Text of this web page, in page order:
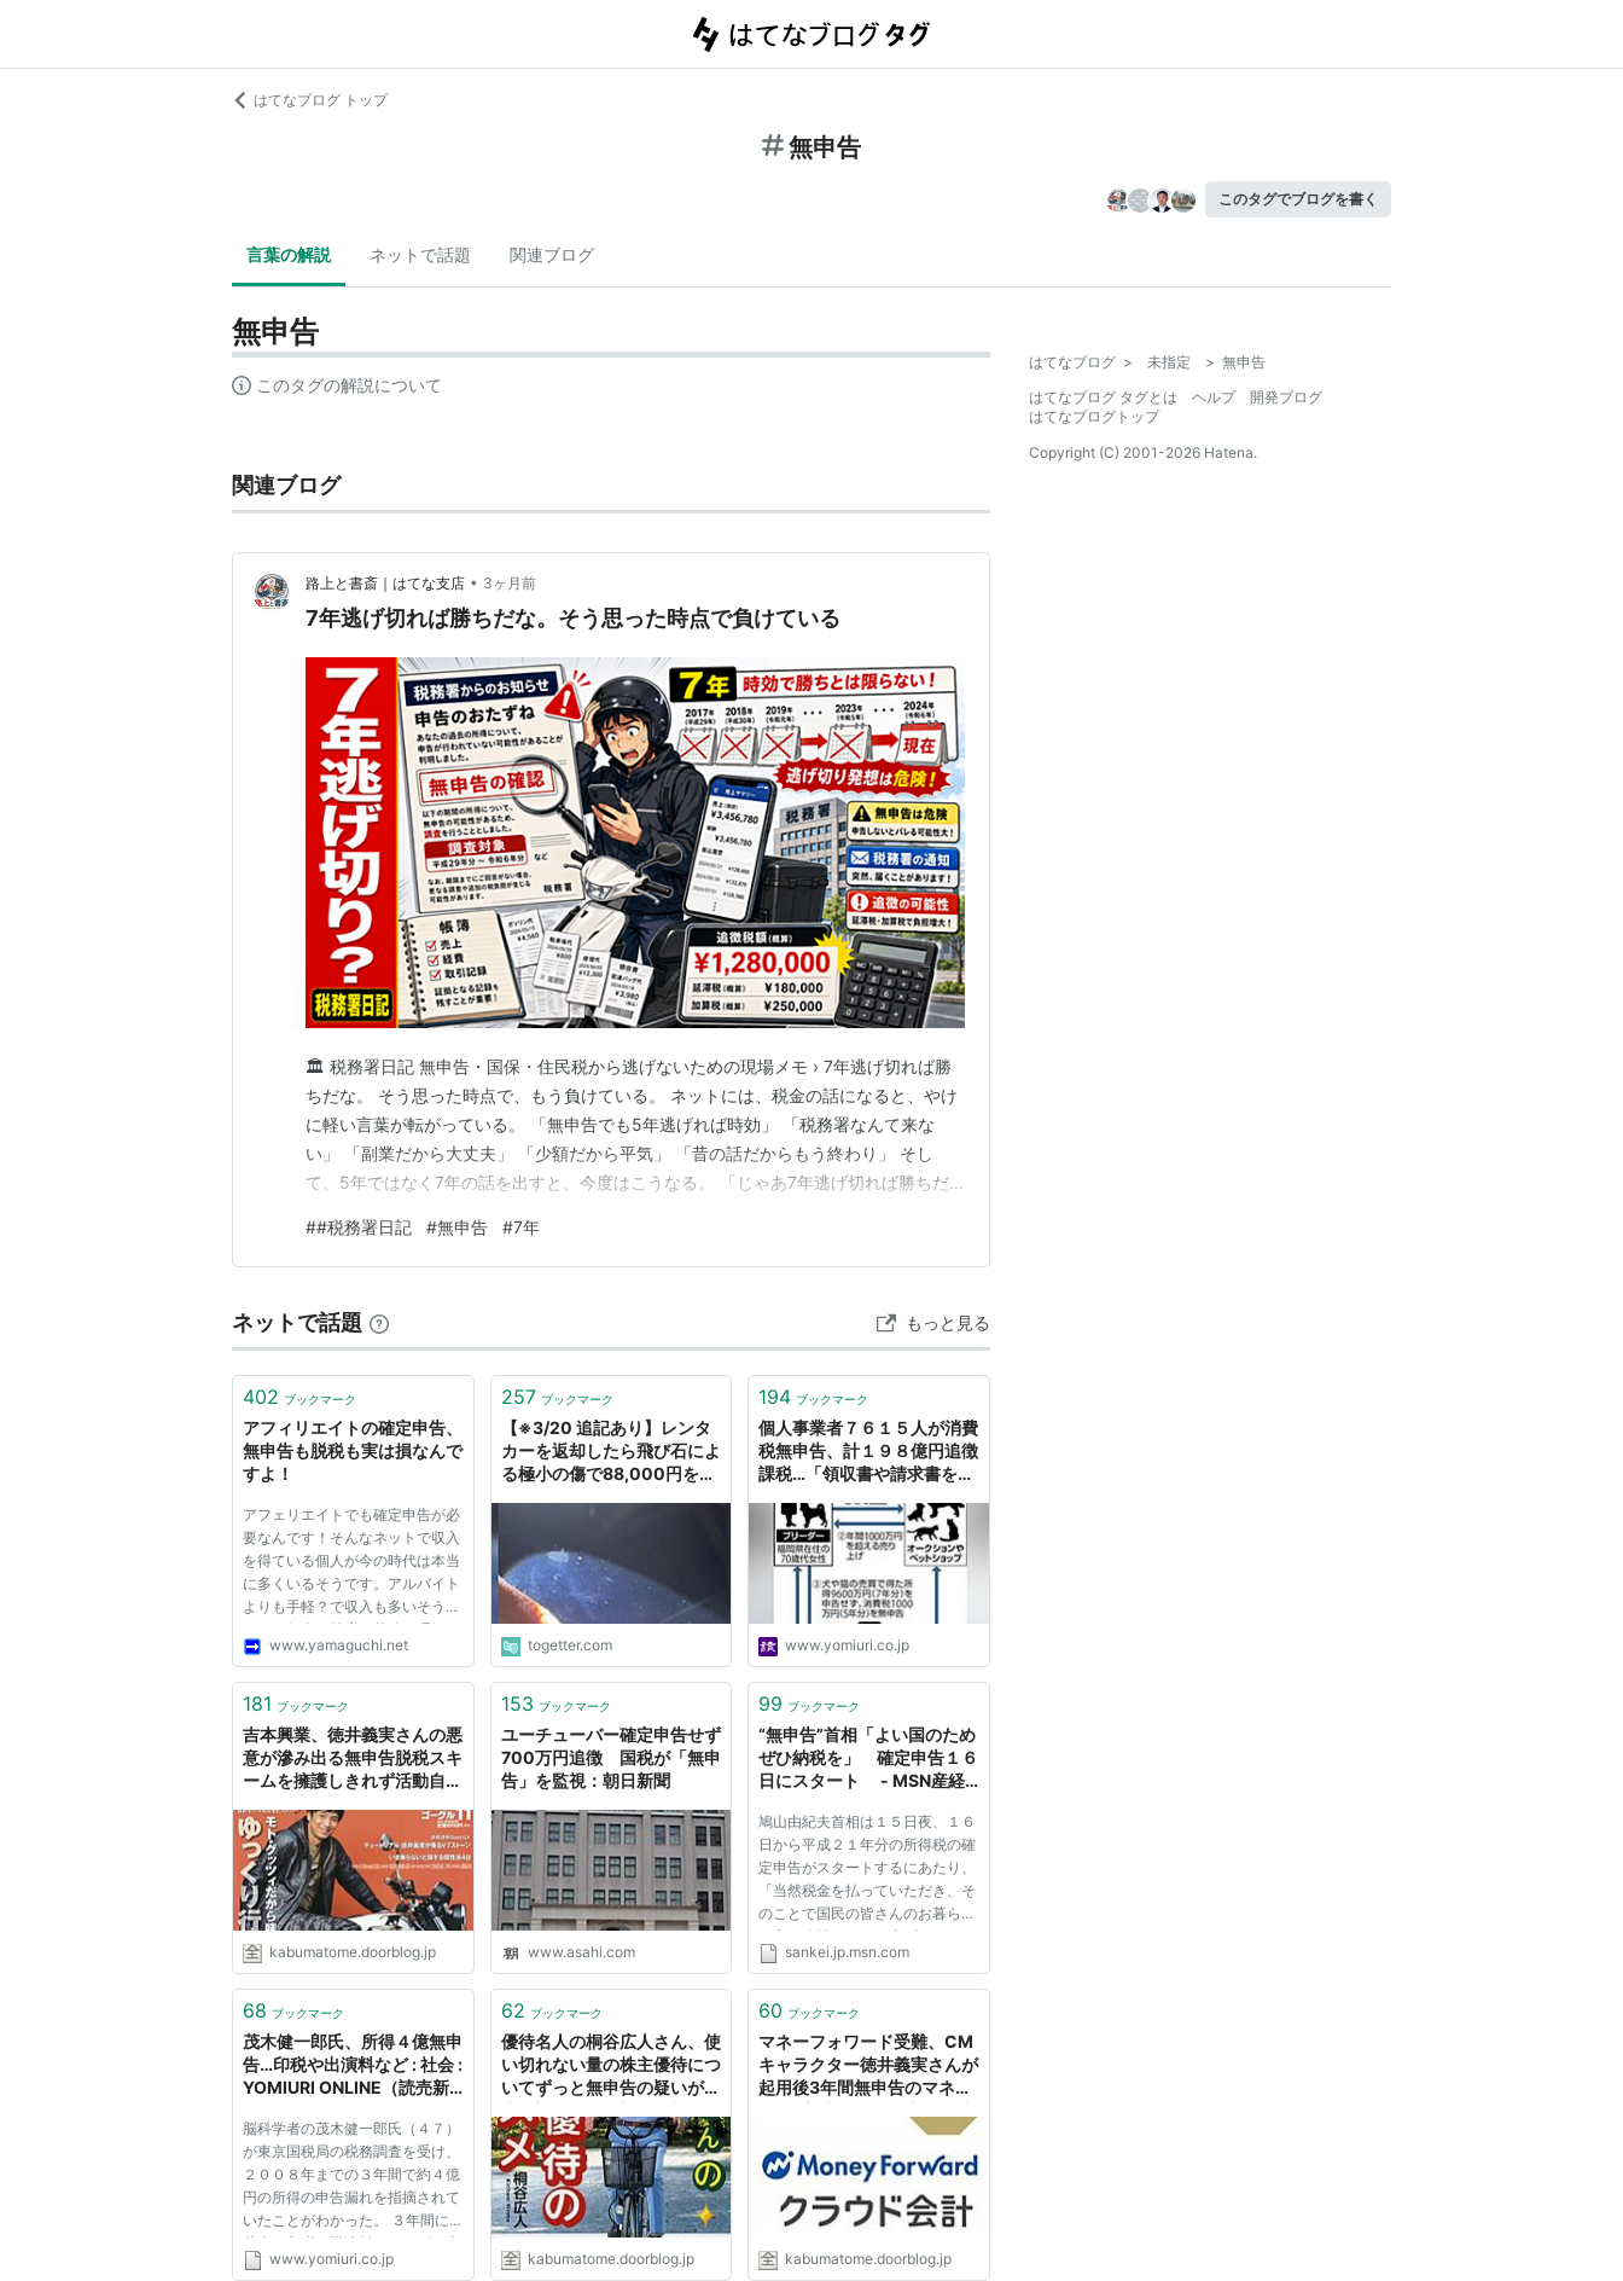
はてなブログ トップ
無申告
このタグでブログを書く
言葉の解説 ネットで話題 関連ブログ
無申告
このタグの解説について
関連ブログ
路上と書斎｜はてな支店 • 3ヶ月前
7年逃げ切れば勝ちだな。そう思った時点で負けている
🏛️ 税務署日記 無申告・国保・住民税から逃げないための現場メモ › 7年逃げ切れば勝
ちだな。 そう思った時点で、もう負けている。 ネットには、税金の話になると、やけ
に軽い言葉が転がっている。 「無申告でも5年逃げれば時効」 「税務署なんて来な
い」 「副業だから大丈夫」 「少額だから平気」 「昔の話だからもう終わり」 そし
て、5年ではなく7年の話を出すと、今度はこうなる。 「じゃあ7年逃げ切れば勝ちだ
用意されたゴールテープではない。 税務署が税額を更正・決定できる期間の話であ
る。 もっと正確に言えば、これは一般に…
##税務署日記 #無申告 #7年
ネットで話題 もっと見る
402 ブックマーク
アフィリエイトの確定申告、
無申告も脱税も実は損なんで
すよ！
アフェリエイトでも確定申告が必
要なんです！そんなネットで収入
を得ている個人が今の時代は本当
に多くいるそうです。アルバイト
よりも手軽？で収入も多いそうで
すが、個人で納税の義務を理解し
ている人はほとんどいないでしょ
も確定申告の知識など無くてネッ
トで自分は大丈夫なの？？とグ...
www.yamaguchi.net
257 ブックマーク
【※3/20 追記あり】レンタ
カーを返却したら飛び石によ
る極小の傷で88,000円を請
たが無申告で返却したことを
理由に支払いを求められてい
る
togetter.com
194 ブックマーク
個人事業者７６１５人が消費
税無申告、計１９８億円追徴
課税…「領収書や請求書を捨
www.yomiuri.co.jp
181 ブックマーク
吉本興業、徳井義実さんの悪
意が滲み出る無申告脱税スキ
ームを擁護しきれず活動自粛
建
kabumatome.doorblog.jp
153 ブックマーク
ユーチューバー確定申告せず
700万円追徴 国税が「無申
告」を監視：朝日新聞
www.asahi.com
99 ブックマーク
“無申告”首相「よい国のため
ぜひ納税を」 確定申告１６
日にスタート - MSN産経
鳩山由紀夫首相は１５日夜、１６
日から平成２１年分の所得税の確
定申告がスタートするにあたり、
「当然税金を払っていただき、そ
のことで国民の皆さんのお暮らし
を守る政治をつくり上げていく。
この国をさらによい国にしていく
い」と述べ、国民に納税を呼びか
けた。首相官邸で記者団の質...
sankei.jp.msn.com
68 ブックマーク
茂木健一郎氏、所得４億無申
告…印税や出演料など : 社会 :
YOMIURI ONLINE（読売新
脳科学者の茂木健一郎氏（４７）
が東京国税局の税務調査を受け、
２００８年までの３年間で約４億
円の所得の申告漏れを指摘されて
いたことがわかった。 ３年間に
著書の印税や講演料、テレビの出
演料などの収入があったが、一切
www.yomiuri.co.jp
62 ブックマーク
優待名人の桐谷広人さん、使
い切れない量の株主優待につ
いてずっと無申告の疑いが浮
kabumatome.doorblog.jp
60 ブックマーク
マネーフォワード受難、CM
キャラクター徳井義実さんが
起用後3年間無申告のマネー
kabumatome.doorblog.jp
はてなブログ > 未指定 > 無申告
はてなブログ タグとは
ヘルプ
開発ブログ
はてなブログトップ
Copyright (C) 2001-2026 Hatena.